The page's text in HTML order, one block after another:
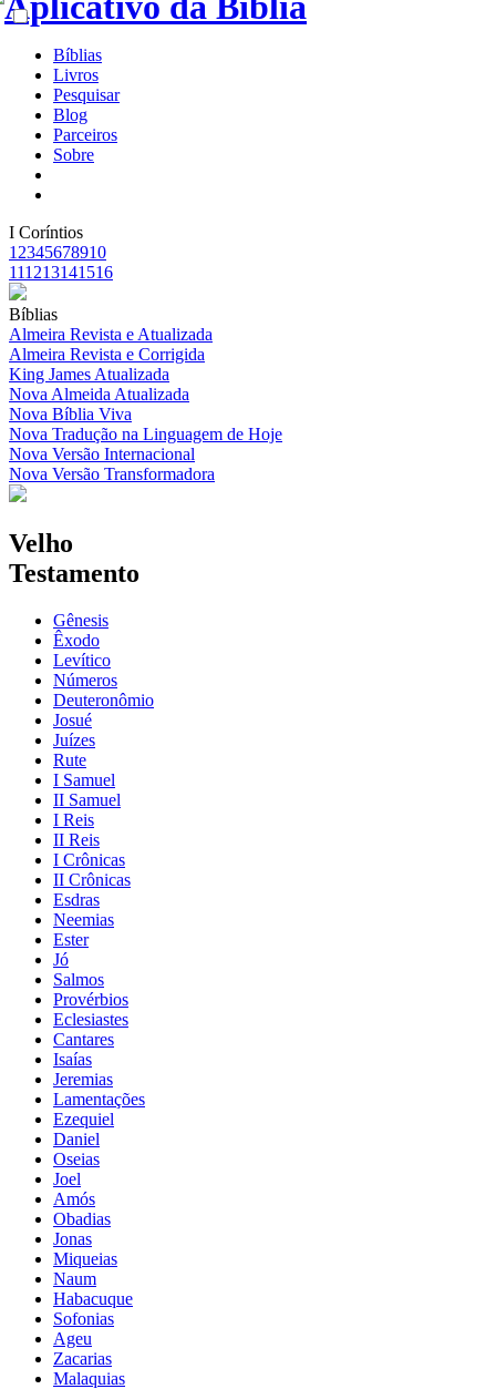
Bíblias
Livros
Pesquisar
Blog
Parceiros
Sobre
I Coríntios
1 2345678910
111213141516
Bíblias
Almeira Revista e Atualizada
Almeira Revista e Corrigida
King James Atualizada
Nova Almeida Atualizada
Nova Bíblia Viva
Nova Tradução na Linguagem de Hoje
Nova Versão Internacional
Nova Versão Transformadora
Velho
Testamento
Gênesis
Êxodo
Levítico
Números
Deuteronômio
Josué
Juízes
Rute
I Samuel
II Samuel
I Reis
II Reis
I Crônicas
II Crônicas
Esdras
Neemias
Ester
Jó
Salmos
Provérbios
Eclesiastes
Cantares
Isaías
Jeremias
Lamentações
Ezequiel
Daniel
Oseias
Joel
Amós
Obadias
Jonas
Miqueias
Naum
Habacuque
Sofonias
Ageu
Zacarias
Malaquias